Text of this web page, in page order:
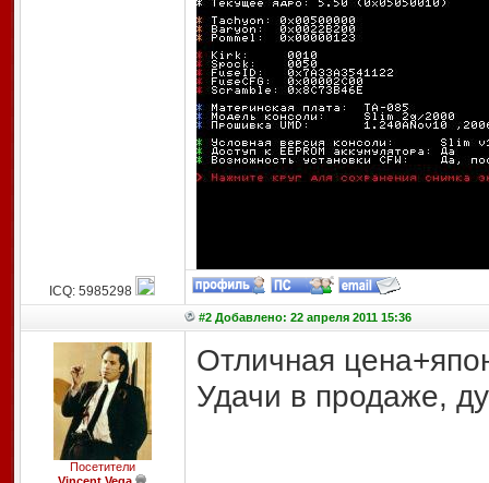
ICQ: 5985298
#2 Добавлено: 22 апреля 2011 15:36
Посетители
Отличная
Удачи в продаже,